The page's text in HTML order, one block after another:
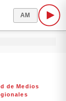
AM
de Medios